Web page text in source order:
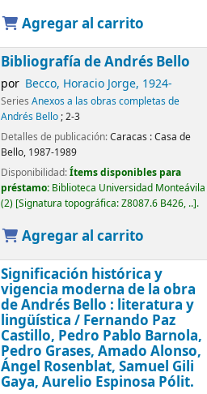
Agregar al carrito
Bibliografía de Andrés Bello
por Becco, Horacio Jorge, 1924-
Series Anexos a las obras completas de
Andrés Bello; 2-3
Detalles de publicación:Caracas :Casa de
Bello, 1987-1989
Disponibilidad:Ítems disponibles para
préstamo: Biblioteca Universidad Monteávila
(2) Signatura topográfica:Z8087.6 B426, .. .
Agregar al carrito
Significación histórica y
vigencia moderna de la obra
de Andrés Bello : literatura y
lingüística / Fernando Paz
Castillo, Pedro Pablo Barnola,
Pedro Grases, Amado Alonso,
Ángel Rosenblat, Samuel Gili
Gaya, Aurelio Espinosa Pólit.